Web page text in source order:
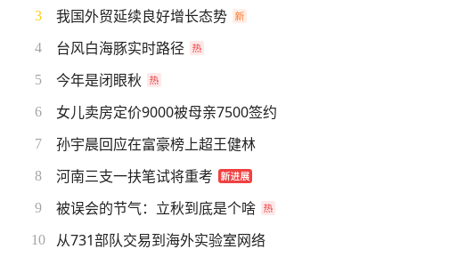
3 我国外贸延续良好增长态势
4 台风白海豚实时路径
5 今年是闭眼秋
6 女儿卖房定价9000被母亲7500签约
7 孙宇晨回应在富豪榜上超王健林
8 河南三支一扶笔试将重考
9 被误会的节气：立秋到底是个啥
10 从731部队交易到海外实验室网络